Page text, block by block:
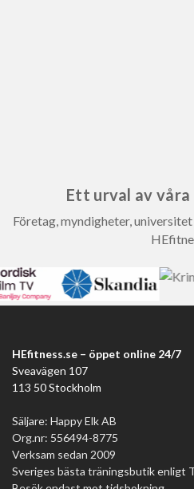
Ett urval av
Företag, myndigheter,
HEfitness.se – öppet online 24/7
Sveavägen 107
113 50 Stockholm
Säljare: Happy Elk AB
Org.nr: 556494-8775
Verksam sedan 2009
Sveriges bästa träningsbutik enligt